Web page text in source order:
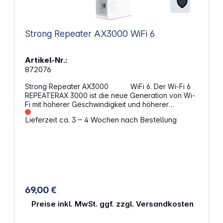
Strong Repeater AX3000 WiFi 6
Artikel-Nr.:
872076
Strong Repeater AX3000 WiFi 6. Der Wi-Fi 6
REPEATERAX 3000 ist die neue Generation von Wi-
Fi mit höherer Geschwindigkeit und höherer
Kapazität! Er ist eine perfekte 2-in-1-Lösung: Wi-Fi
Extender und Access Point und funktioniert mit
erweitern. Sie müssen nur die WPS-Taste drücken.
Das System aus 2 einstellbaren externen Antennen
in Kombination mit einem intelligenten LED-System
Lieferzeit ca. 3 – 4 Wochen nach Bestellung
69,00 €
Preise inkl. MwSt. ggf. zzgl. Versandkosten